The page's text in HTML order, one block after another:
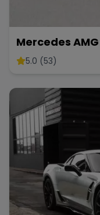
Mercedes
5.0 (53)